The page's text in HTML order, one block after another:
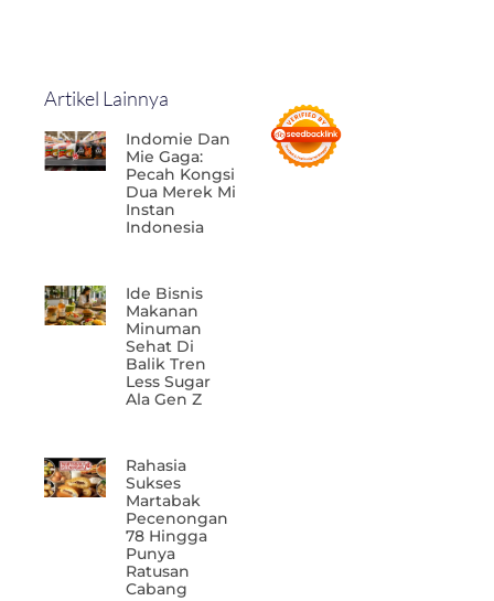
Artikel Lainnya
Indomie Dan
Mie Gaga:
Pecah Kongsi
Dua Merek Mi
Instan
Indonesia
Ide Bisnis
Makanan
Minuman
Sehat Di
Balik Tren
Less Sugar
Ala Gen Z
Rahasia
Sukses
Martabak
Pecenongan
78 Hingga
Punya
Ratusan
Cabang